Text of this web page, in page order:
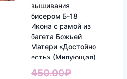
вышивания
бисером Б-18
Икона с рамой из
багета Божьей
Матери «Достойно
есть» (Милующая)
450.00₽